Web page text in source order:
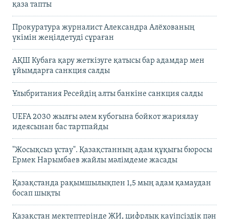
қаза тапты
Прокуратура журналист Александра Алёхованың
үкімін жеңілдетуді сұраған
АҚШ Кубаға қару жеткізуге қатысы бар адамдар мен
ұйымдарға санкция салды
Ұлыбритания Ресейдің алты банкіне санкция салды
UEFA 2030 жылғы әлем кубогына бойкот жариялау
идеясынан бас тартпайды
"Жосықсыз ұстау". Қазақстанның адам құқығы бюросы
Ермек Нарымбаев жайлы мәлімдеме жасады
Қазақстанда рақымшылықпен 1,5 мың адам қамаудан
босап шықты
Қазақстан мектептерінде ЖИ, цифрлық қауіпсіздік пән